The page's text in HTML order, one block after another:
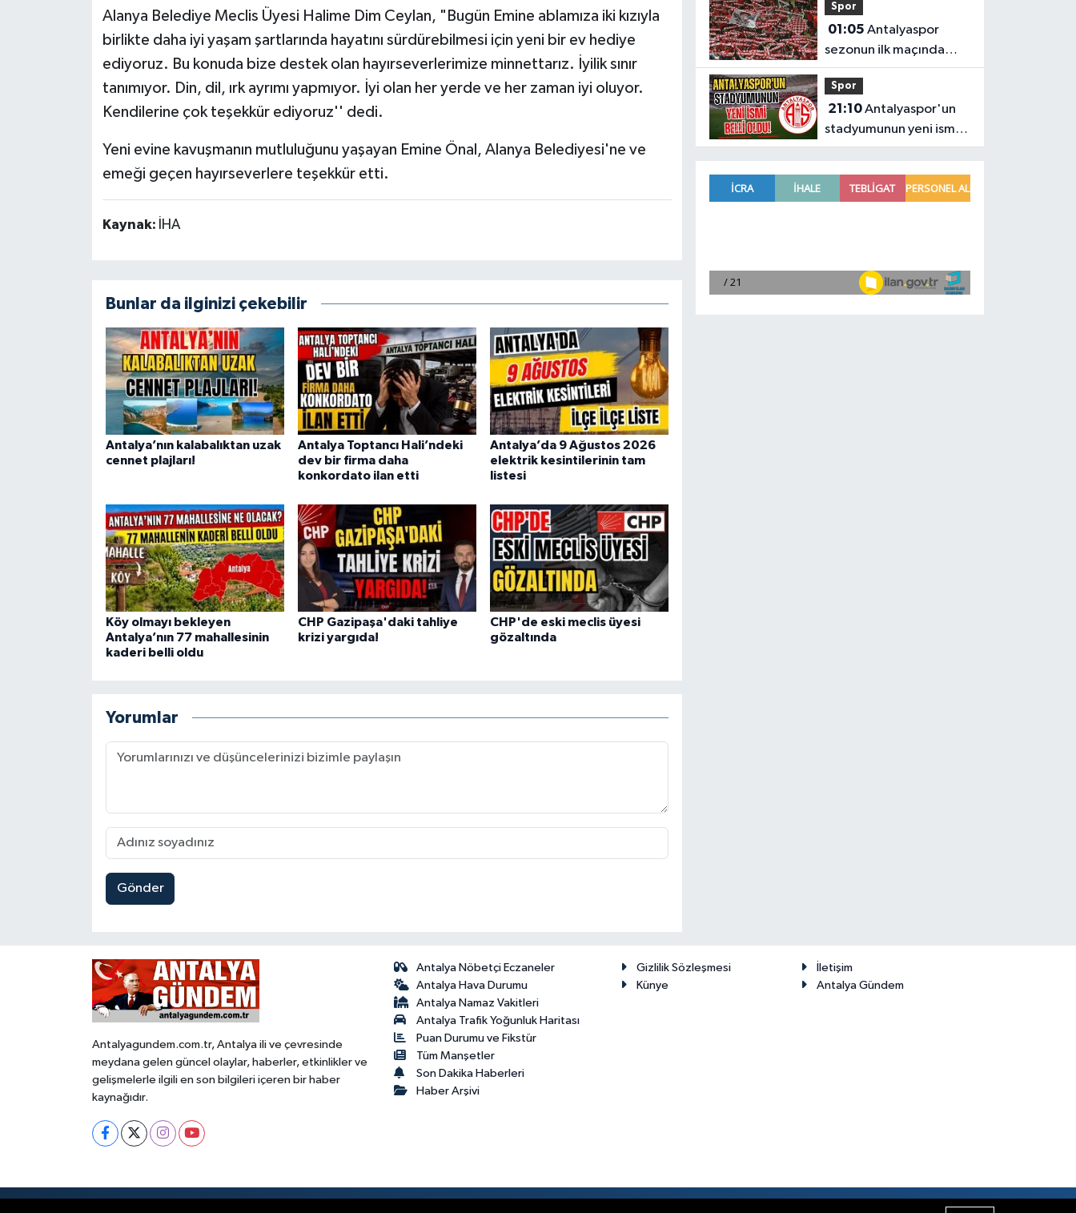
Alanya Belediye Meclis Üyesi Halime Dim Ceylan, "Bugün Emine ablamıza iki kızıyla
birlikte daha iyi yaşam şartlarında hayatını sürdürebilmesi için yeni bir ev hediye
ediyoruz. Bu konuda bize destek olan hayırseverlerimize minnettarız. İyilik sınır
tanımıyor. Din, dil, ırk ayrımı yapmıyor. İyi olan her yerde ve her zaman iyi oluyor.
Kendilerine çok teşekkür ediyoruz'' dedi.
Yeni evine kavuşmanın mutluluğunu yaşayan Emine Önal, Alanya Belediyesi'ne ve
emeği geçen hayırseverlere teşekkür etti.
Kaynak: İHA
Bunlar da ilginizi çekebilir
Antalya’nın kalabalıktan uzak
cennet plajları!
Antalya Toptancı Hali’ndeki
dev bir firma daha
konkordato ilan etti
Antalya’da 9 Ağustos 2026
elektrik kesintilerinin tam
listesi
Köy olmayı bekleyen
Antalya’nın 77 mahallesinin
kaderi belli oldu
CHP Gazipaşa'daki tahliye
krizi yargıda!
CHP'de eski meclis üyesi
gözaltında
Yorumlar
Gönder
oldu
Spor
01:05
sezonun ilk maçında
Keçiörengücü’nü
ağırlıyor
Spor
21:10Antalyaspor'un
stadyumunun yeni ismi
belli oldu!
Antalyagundem.com.tr, Antalya ili ve çevresinde
meydana gelen güncel olaylar, haberler, etkinlikler ve
gelişmelerle ilgili en son bilgileri içeren bir haber
kaynağıdır.
Antalya Nöbetçi Eczaneler
Antalya Hava Durumu
Antalya Namaz Vakitleri
Antalya Trafik Yoğunluk Haritası
Puan Durumu ve Fikstür
Tüm Manşetler
Son Dakika Haberleri
Haber Arşivi
Gizlilik Sözleşmesi
İletişim
Künye
Antalya Gündem